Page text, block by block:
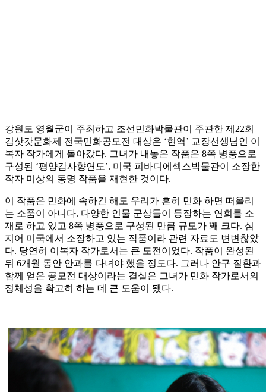
강원도 영월군이 주최하고 조선민화박물관이 주관한 제22회
김삿갓문화제 전국민화공모전 대상은 ‘현역’ 교장선생님인 이
복자 작가에게 돌아갔다. 그녀가 내놓은 작품은 8쪽 병풍으로
구성된 ‘평양감사향연도’. 미국 피바디에섹스박물관이 소장한
작자 미상의 동명 작품을 재현한 것이다.
이 작품은 민화에 속하긴 해도 우리가 흔히 민화 하면 떠올리
는 소품이 아니다. 다양한 인물 군상들이 등장하는 연회를 소
재로 하고 있고 8쪽 병풍으로 구성된 만큼 규모가 꽤 크다. 심
지어 미국에서 소장하고 있는 작품이라 관련 자료도 변변찮았
다. 당연히 이복자 작가로서는 큰 도전이었다. 작품이 완성된
뒤 6개월 동안 안과를 다녀야 했을 정도다. 그러나 안구 질환과
함께 얻은 공모전 대상이라는 결실은 그녀가 민화 작가로서의
정체성을 확고히 하는 데 큰 도움이 됐다.